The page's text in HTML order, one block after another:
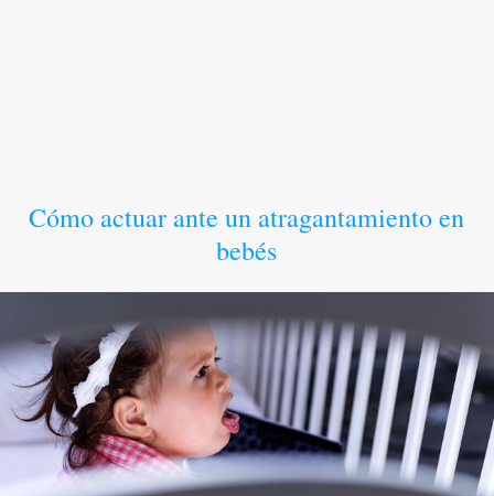
Cómo actuar ante un atragantamiento en
bebés